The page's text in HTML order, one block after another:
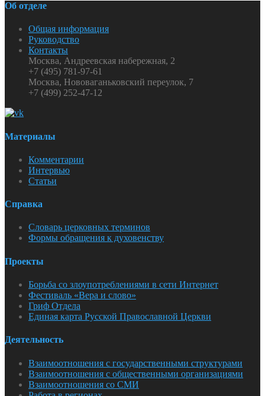
Об отделе
Общая информация
Руководство
Контакты
Москва, Андреевская набережная, 2
+7 (495) 781-97-61
Москва, Нововаганьковский переулок, 7
+7 (499) 252-47-12
Материалы
Комментарии
Интервью
Статьи
Справка
Словарь церковных терминов
Формы обращения к духовенству
Проекты
Борьба со злоупотреблениями в сети Интернет
Фестиваль «Вера и слово»
Гриф Отдела
Единая карта Русской Православной Церкви
Деятельность
Взаимоотношения с государственными структурами
Взаимоотношения с общественными организациями
Взаимоотношения со СМИ